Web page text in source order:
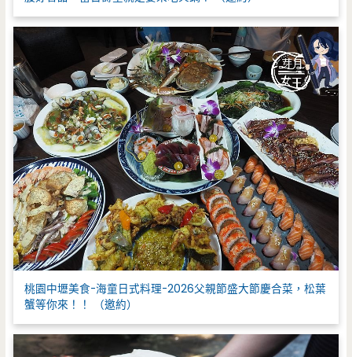
桃園中壢美食-海童日式料理-2026父親節盛大節慶合菜，松葉
蟹等你來！！ （邀約）